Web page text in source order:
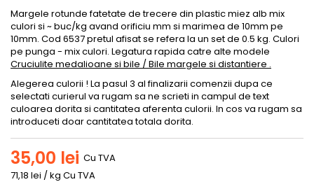
Margele rotunde fatetate de trecere din plastic miez alb mix
culori si ~ buc/kg avand orificiu mm si marimea de 10mm pe
10mm. Cod 6537 pretul afisat se refera la un set de 0.5 kg. Culori
pe punga - mix culori. Legatura rapida catre alte modele
Cruciulite medalioane si bile / Bile margele si distantiere .
Alegerea culorii ! La pasul 3 al finalizarii comenzii dupa ce
selectati curierul va rugam sa ne scrieti in campul de text
culoarea dorita si cantitatea aferenta culorii. In cos va rugam sa
introduceti doar cantitatea totala dorita.
35,00 lei Cu TVA
71,18 lei / kg Cu TVA